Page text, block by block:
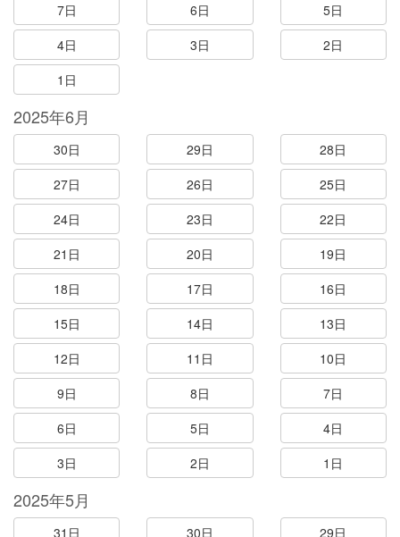
7日
6日
5日
4日
3日
2日
1日
2025年6月
30日 29日
28日
27日
26日
25日
24日
23日
22日
21日
20日
19日
18日
17日
16日
15日
14日
13日
12日
11日
10日
9日
8日
7日
6日
5日
4日
3日
2日 1日
2025年5月
31日 30日 29日